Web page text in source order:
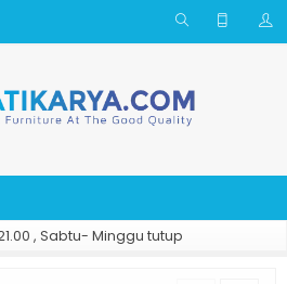
, Sabtu- Minggu tutup